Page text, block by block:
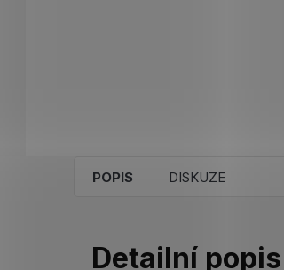
POPIS DISKUZE
Detailní